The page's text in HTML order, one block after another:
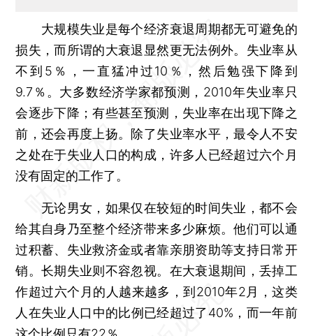
大规模失业是每个经济衰退周期都无可避免的
损失，而所谓的大衰退显然更无法例外。失业率从
不到5％，一直猛冲过10％，然后勉强下降到
9.7％。大多数经济学家都预测，2010年失业率只
会逐步下降；有些甚至预测，失业率在出现下降之
前，还会再度上扬。除了失业率水平，最令人不安
之处在于失业人口的构成，许多人已经超过六个月
没有固定的工作了。
无论男女，如果仅在较短的时间失业，都不会
给其自身乃至整个经济带来多少麻烦。他们可以通
过积蓄、失业救济金或者靠亲朋资助等支持日常开
销。长期失业则不容忽视。在大衰退期间，丢掉工
作超过六个月的人越来越多，到2010年2月，这类
人在失业人口中的比例已经超过了40%，而一年前